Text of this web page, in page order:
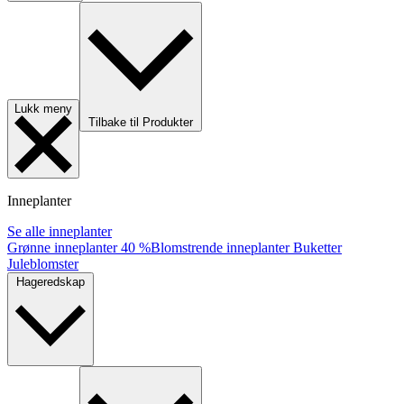
Lukk meny
Tilbake til Produkter
Inneplanter
Se alle inneplanter
Grønne inneplanter40 %Blomstrende inneplanterBuketter
Juleblomster